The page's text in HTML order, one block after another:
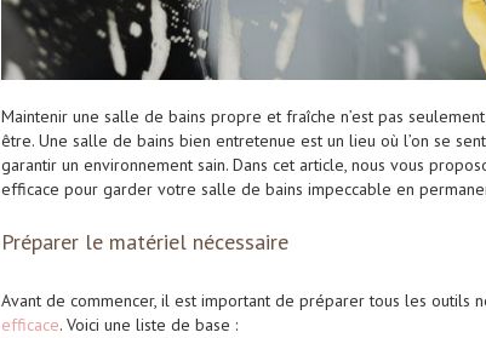
Maintenir une salle de bains propre et fraîche n’est pas
être. Une salle de bains bien entretenue est un lieu où l’on se
garantir un environnement sain. Dans cet article, nous vous
efficace pour garder votre salle de bains impeccable en
Préparer le matériel nécessaire
Avant de commencer, il est important de préparer tous les outils
efficace. Voici une liste de base :